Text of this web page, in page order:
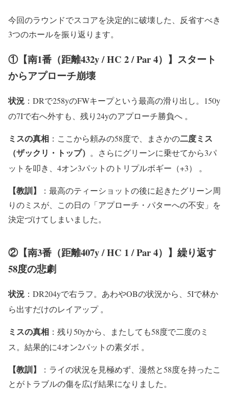
今回のラウンドでスコアを決定的に破壊した、反省すべき
3つのホールを振り返ります。
①【南1番（距離432y / HC 2 / Par 4）】スタート
からアプローチ崩壊
状況 ：DRで258yのFWキープという最高の滑り出し。150y
の7Iで右へ外すも、残り24yのアプローチ勝負へ 。
ミスの真相 ：ここから頼みの58度で、まさかの二度ミス
（ザックリ・トップ） 。さらにグリーンに乗せてから3パ
ットを叩き、4オン3パットのトリプルボギー（+3） 。
【教訓】
：最高のティーショットの後に起きたグリーン周
りのミスが、この日の「アプローチ・パターへの不安」を
決定づけてしまいました。
②【南3番（距離407y / HC 1 / Par 4）】繰り返す
58度の悲劇
状況 ：DR204yで右ラフ。あわやOBの状況から、5Iで林か
ら出すだけのレイアップ 。
ミスの真相 ：残り50yから、またしても58度で二度のミ
ス。結果的に4オン2パットの素ダボ 。
【教訓】
：ライの状況を見極めず、漫然と58度を持ったこ
とがトラブルの傷を広げ結果になりました。